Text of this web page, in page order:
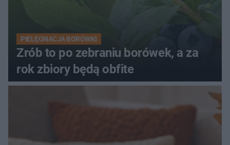
PIELĘGNACJA BORÓWKI
Zrób to po zebraniu borówek, a za
rok zbiory będą obfite